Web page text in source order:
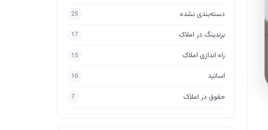
دسته‌بندی نشده 25
برندینگ در املاک 17
راه اندازی املاک 15
اساتید 10
حقوق در املاک 7